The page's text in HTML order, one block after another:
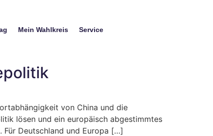
Mein Wahlkreis Service
von China und die
lösen und ein europäisch abgestimmtes
Für Deutschland und Europa […]